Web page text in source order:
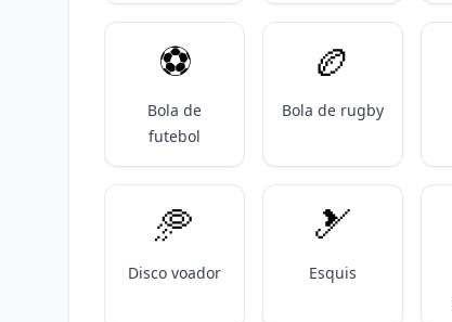
⚽️
Bola de
futebol
🏉
Bola de rugby
🥏
Disco voador
🎿
Esquis